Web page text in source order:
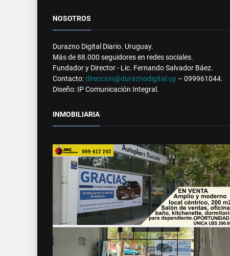
NOSOTROS
Durazno Digital Diario. Uruguay.
Más de 88.000 seguidores en redes sociales.
Fundador y Director - Lic. Fernando Salvador Báez.
Contacto:direccion@duraznodigital.uy – 099961044.
Diseño: IP Comunicación Integral.
INMOBILIARIA